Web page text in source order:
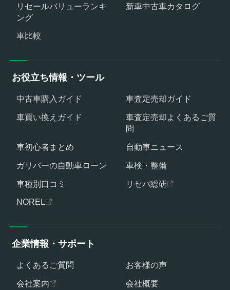
リセールバリューランキ
ング
新車中古車カタログ
車比較
お役立ち情報・ツール
中古車購入ガイド
車査定売却ガイド
車買い換えガイド
車査定売却よくあるご質
問
車初心者まとめ
自動車ニュース
ガリバーの自動車ローン
車検・整備
車種別口コミ
リセバ総研
NOREL
企業情報・サポート
よくあるご質問
お客様の声
会社案内
会社概要